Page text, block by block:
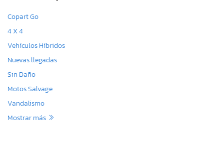
Copart Go
4 X 4
Vehículos Híbridos
Nuevas llegadas
Sin Daño
Motos Salvage
Vandalismo
Mostrar más